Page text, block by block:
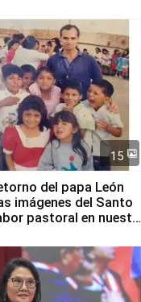
15
del papa León
imágenes del Santo
pastoral en nuestro